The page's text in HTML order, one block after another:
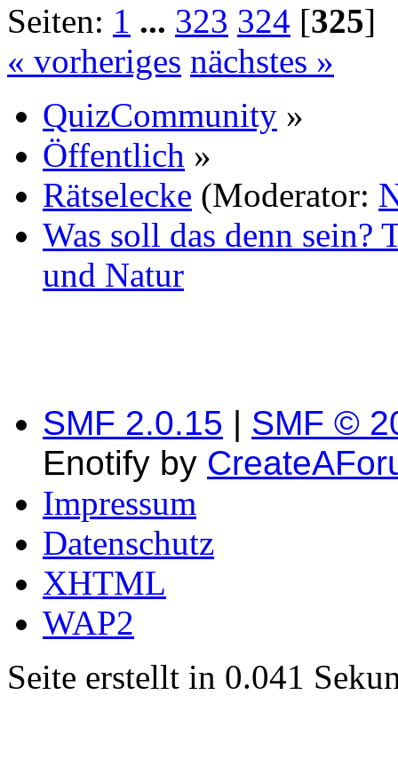
Seiten: 1 ... 323 324 [325
« vorheriges nächstes »
QuizCommunity »
Öffentlich »
Rätselecke (Moderator:
Was soll das denn
und Natur
SMF 2.0.15 | SMF ©
Enotify by
Impressum
Datenschutz
XHTML
WAP2
Seite erstellt in 0.041